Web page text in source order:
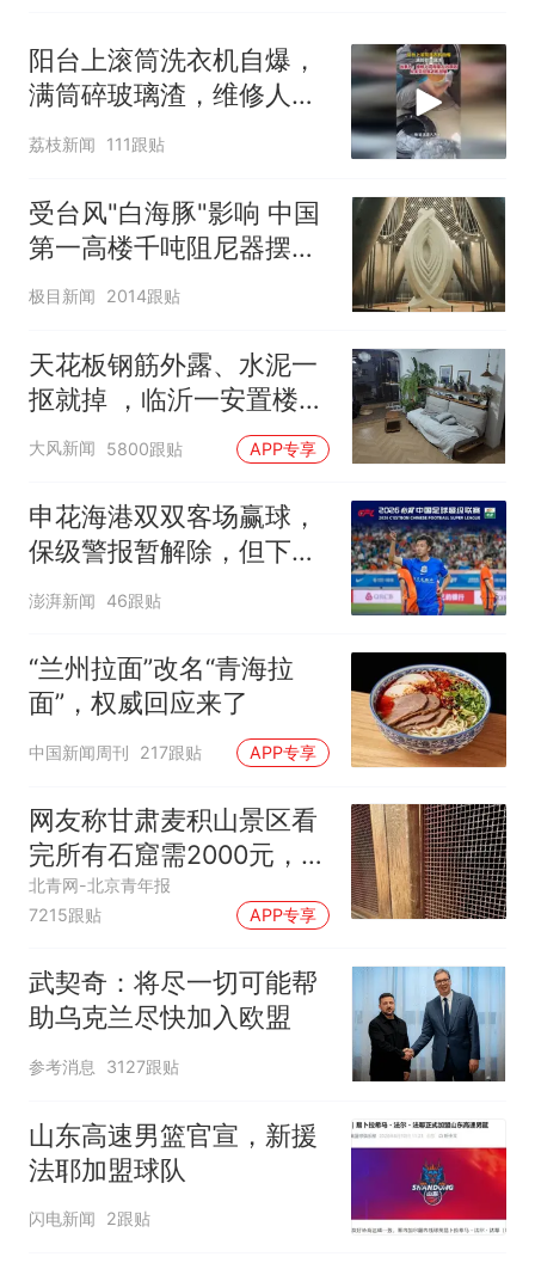
阳台上滚筒洗衣机自爆，
满筒碎玻璃渣，维修人员
称是人为原因，从未见过
荔枝新闻 111跟贴
受台风"白海豚"影响 中国
第一高楼千吨阻尼器摆动
明显
极目新闻 2014跟贴
天花板钢筋外露、水泥一
抠就掉 ，临沂一安置楼交
房半年即被鉴定存安全隐
患；楼体至今未加固，仍
有居民常住
大风新闻 5800跟贴 APP专享
申花海港双双客场赢球，
保级警报暂解除，但下一
轮才是生死战
澎湃新闻 46跟贴
“兰州拉面”改名“青海拉
面”，权威回应来了
中国新闻周刊 217跟贴 APP专享
网友称甘肃麦积山景区看
完所有石窟需2000元，景
区：部分石窟受特别保
护，游客可按需买
北青网-北京青年报
7215跟贴
APP专享
武契奇：将尽一切可能帮
助乌克兰尽快加入欧盟
参考消息 3127跟贴
山东高速男篮官宣，新援
法耶加盟球队
闪电新闻 2跟贴